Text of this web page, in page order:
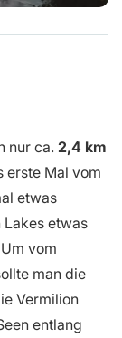
nur ca. 2,4 km
erste Mal vom
etwas
etwas
vom
man die
Vermilion
entlang